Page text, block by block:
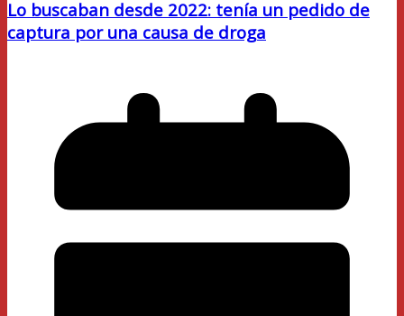
Lo buscaban desde 2022: tenía un pedido de
captura por una causa de droga